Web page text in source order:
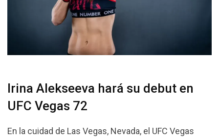
Irina Alekseeva hará su debut en
UFC Vegas 72
En la cuidad de Las Vegas, Nevada, el UFC Vegas